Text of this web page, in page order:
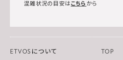
混雑状況の目安はこちら から
ETVOSについて
TOP